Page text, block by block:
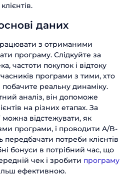
даних
з отриманими
програму. Слідкуйте за
частоти покупок і відтоку
програми з тими, хто
побачите реальну динаміку.
аналіз, він допоможе
на різних етапах. За
відстежувати, як
програми, і проводити A/B-
передбачати потреби клієнтів
бонуси в потрібний час, що
чек і зробити програму
ефективною.